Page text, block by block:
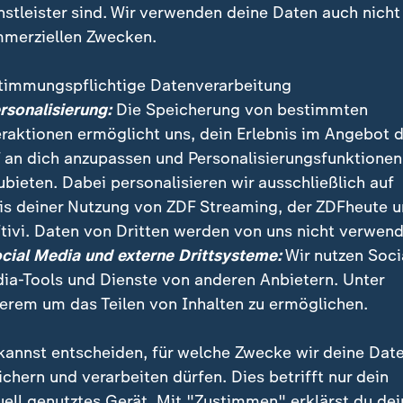
wann der Bundeskanzler die Vertrauensfrage stellt,
kann, bleibt hitzig. Hinzugekommen ist jetzt
sind. Wir verwenden deine Daten auch nicht
Zwecken.
Datenverarbeitung
Die Speicherung von bestimmten
ermöglicht uns, dein Erlebnis im Angebot
an dich anzupassen und Personalisierungsfunktionen
Dabei personalisieren wir ausschließlich auf
deiner Nutzung von ZDF Streaming, der ZDFheute
Daten von Dritten werden von uns nicht
Media und externe Drittsysteme:Wir nutzen
Tools und Dienste von anderen Anbietern. Unter
um das Teilen von Inhalten zu ermöglichen.
entscheiden, für welche Zwecke wir deine
und verarbeiten dürfen. Dies betrifft nur dein